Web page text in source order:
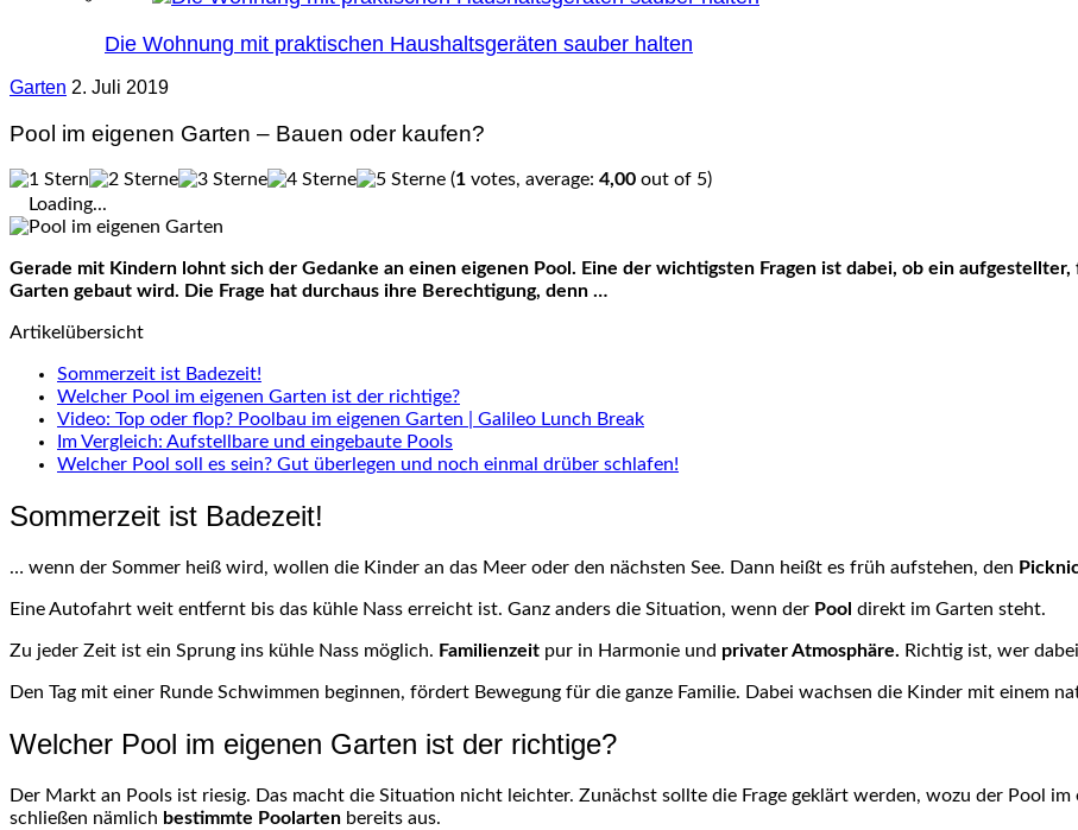
Die Wohnung mit praktischen Haushaltsgeräten sauber halten
Garten 2. Juli 2019
Pool im eigenen Garten – Bauen oder kaufen?
(1 votes, average: 4,00 out of 5)
Loading...
Gerade mit Kindern lohnt sich der Gedanke an einen eigenen Pool. Eine der wichtigsten Fragen ist dabei, ob ein
Garten gebaut wird. Die Frage hat durchaus ihre Berechtigung, denn …
Artikelübersicht
Sommerzeit ist Badezeit!
Welcher Pool im eigenen Garten ist der richtige?
Video: Top oder flop? Poolbau im eigenen Garten | Galileo Lunch Break
Im Vergleich: Aufstellbare und eingebaute Pools
Welcher Pool soll es sein? Gut überlegen und noch einmal drüber schlafen!
Sommerzeit ist Badezeit!
… wenn der Sommer heiß wird, wollen die Kinder an das Meer oder den nächsten See. Dann heißt es früh aufstehen, den
Eine Autofahrt weit entfernt bis das kühle Nass erreicht ist. Ganz anders die Situation, wenn der Pool direkt im Garten steht.
Zu jeder Zeit ist ein Sprung ins kühle Nass möglich. Familienzeit pur in Harmonie und privater Atmosphäre. Richtig ist, wer
Den Tag mit einer Runde Schwimmen beginnen, fördert Bewegung für die ganze Familie. Dabei wachsen die Kinder mit einem
Welcher Pool im eigenen Garten ist der richtige?
Der Markt an Pools ist riesig. Das macht die Situation nicht leichter. Zunächst sollte die Frage geklärt werden, wozu der Pool im
schließen nämlich bestimmte Poolarten bereits aus.